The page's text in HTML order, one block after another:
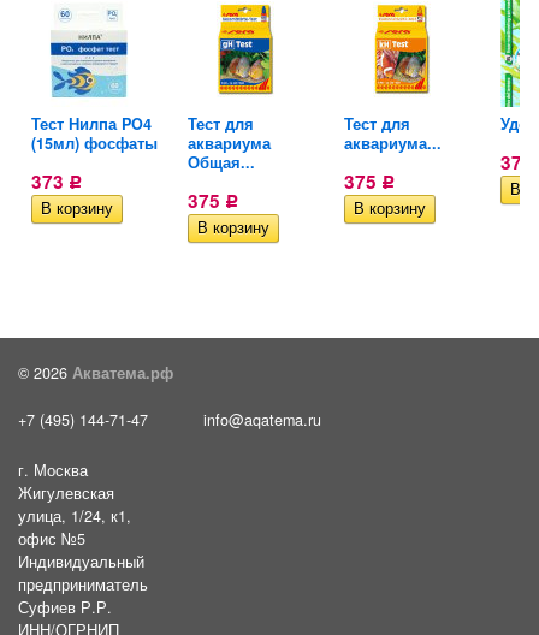
Тест Нилпа PO4
(15мл) фосфаты
373 Р
Тест для
аквариума
Общая...
375 Р
Тест для
аквариума...
375 Р
376
© 2026 Акватема.рф
+7 (495) 144-71-47 info@aqatema.ru
г. Москва
Жигулевская
улица, 1/24, к1,
офис №5
Индивидуальный
предприниматель
Суфиев Р.Р.
ИНН/ОГРНИП